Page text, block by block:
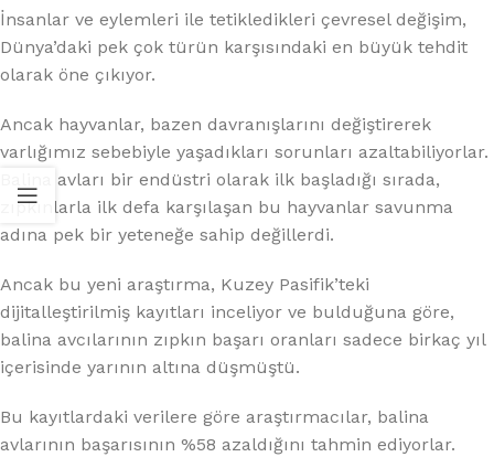
İnsanlar ve eylemleri ile tetikledikleri çevresel değişim,
Dünya’daki pek çok türün karşısındaki en büyük tehdit
olarak öne çıkıyor.
Ancak hayvanlar, bazen davranışlarını değiştirerek
varlığımız sebebiyle yaşadıkları sorunları azaltabiliyorlar.
Balina avları bir endüstri olarak ilk başladığı sırada,
zıpkınlarla ilk defa karşılaşan bu hayvanlar savunma
adına pek bir yeteneğe sahip değillerdi.
Ancak bu yeni araştırma, Kuzey Pasifik’teki
dijitalleştirilmiş kayıtları inceliyor ve bulduğuna göre,
balina avcılarının zıpkın başarı oranları sadece birkaç yıl
içerisinde yarının altına düşmüştü.
Bu kayıtlardaki verilere göre araştırmacılar, balina
avlarının başarısının %58 azaldığını tahmin ediyorlar.